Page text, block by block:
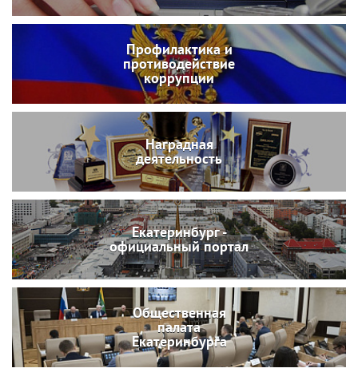
Профилактика и
противодействие
коррупции
Наградная
деятельность
Екатеринбург -
официальный портал
Общественная
палата
Екатеринбурга